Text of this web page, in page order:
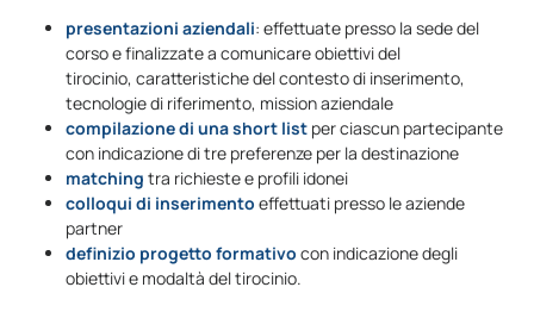
presentazioni aziendali: effettuate presso la sede del
corso e finalizzate a comunicare obiettivi del
tirocinio, caratteristiche del contesto di inserimento,
tecnologie di riferimento, mission aziendale
compilazione di una short list per ciascun partecipante
con indicazione di tre preferenze per la destinazione
matching tra richieste e profili idonei
colloqui di inserimento effettuati presso le aziende
partner
definizio progetto formativo con indicazione degli
obiettivi e modaltà del tirocinio.